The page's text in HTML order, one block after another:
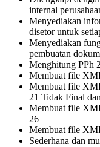
internal
Menyediakan
disetor untuk
Menyediakan
pembuatan
Menghitung PPh
Membuat file
Membuat file
21 Tidak Final
Membuat file
26
Membuat file
Sederhana dan